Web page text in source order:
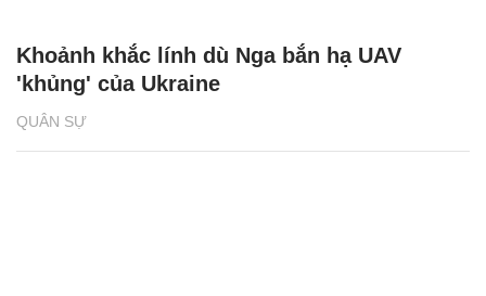
QUÂN SỰ
Khoảnh khắc lính dù Nga bắn hạ UAV
'khủng' của Ukraine